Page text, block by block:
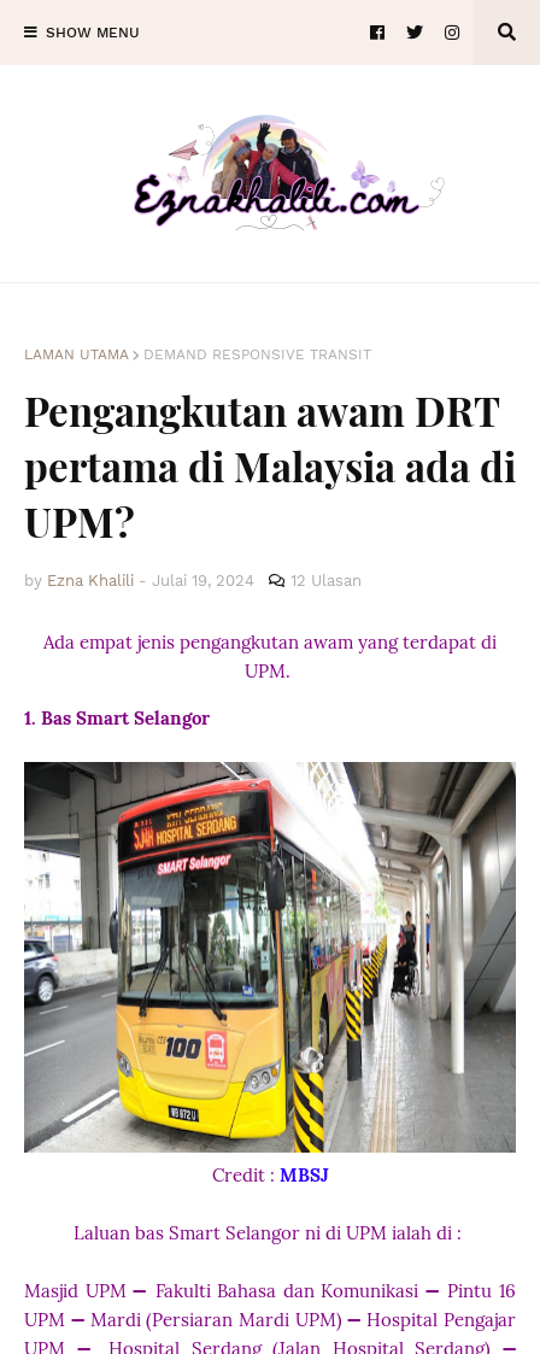
SHOW MENU
LAMAN UTAMA DEMAND RESPONSIVE TRANSIT
Pengangkutan awam DRT
pertama di Malaysia ada di
UPM?
by Ezna Khalili - Julai 19, 2024 12 Ulasan
Ada empat jenis pengangkutan awam yang terdapat di
UPM.
1. Bas Smart Selangor
Credit : MBSJ
Laluan bas Smart Selangor ni di UPM ialah di :
Masjid UPM ➖ Fakulti Bahasa dan Komunikasi➖ Pintu 16
UPM ➖ Mardi (Persiaran Mardi UPM)➖ Hospital Pengajar
UPM ➖ Hospital Serdang (Jalan Hospital Serdang) ➖